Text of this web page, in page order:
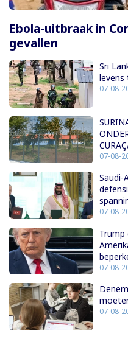
Ebola-uitbraak in
gevallen
Sri
levens
07-08-
07-08-
Saudi-
07-08-
07-08-
07-08-